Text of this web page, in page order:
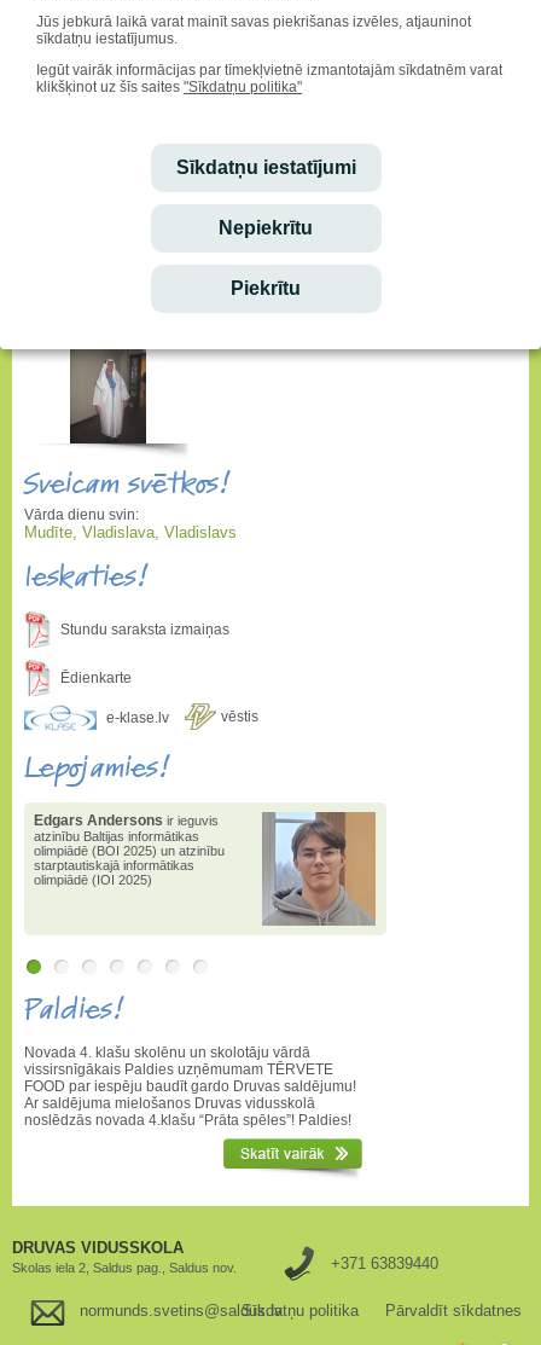
Jūs jebkurā laikā varat mainīt savas piekrišanas izvēles, atjauninot
sīkdatņu iestatījumus.
Iegūt vairāk informācijas par tīmekļvietnē izmantotajām sīkdatnēm varat
klikšķinot uz šīs saites "Sīkdatņu politika"
Sīkdatņu iestatījumi
Nepiekrītu
Piekrītu
Sveicam svētkos!
Vārda dienu svin:
Mudīte, Vladislava, Vladislavs
Ieskaties!
Stundu saraksta izmaiņas
Ēdienkarte
e-klase.lv vēstis
Lepojamies!
Edgars Andersons ir ieguvis
atzinību Baltijas informātikas
olimpiādē (BOI 2025) un atzinību
starptautiskajā informātikas
olimpiādē (IOI 2025)
Paldies!
Novada 4. klašu skolēnu un skolotāju vārdā
vissirsnīgākais Paldies uzņēmumam TĒRVETE
FOOD par iespēju baudīt gardo Druvas saldējumu!
Ar saldējuma mielošanos Druvas vidusskolā
noslēdzās novada 4.klašu “Prāta spēles”! Paldies!
DRUVAS VIDUSSKOLA
Skolas iela 2, Saldus pag., Saldus nov. +371 63839440
normunds.svetins@saldus.lvSīkdatņu politika Pārvaldīt sīkdatnes